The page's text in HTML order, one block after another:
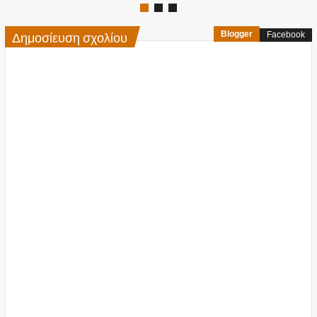
Δημοσίευση σχολίου Blogger Facebook